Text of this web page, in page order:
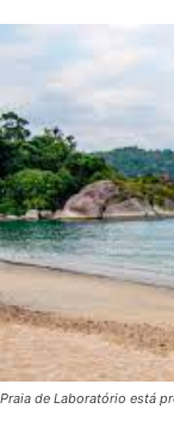
Praia de Laboratório está